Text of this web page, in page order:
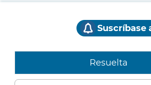
Suscríbase
Resuelta